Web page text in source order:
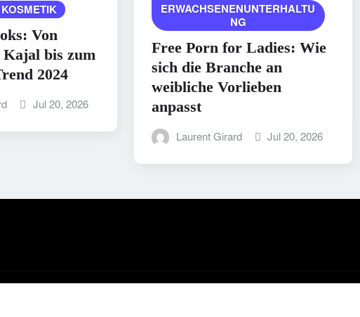
Von
Kajal bis zum
2024
Jul 20, 2026
ERWACHSENENUNTERHALTU
NG
Free Porn for Ladies: Wie
sich die Branche an
weibliche Vorlieben
anpasst
Laurent Girard Jul 20, 2026